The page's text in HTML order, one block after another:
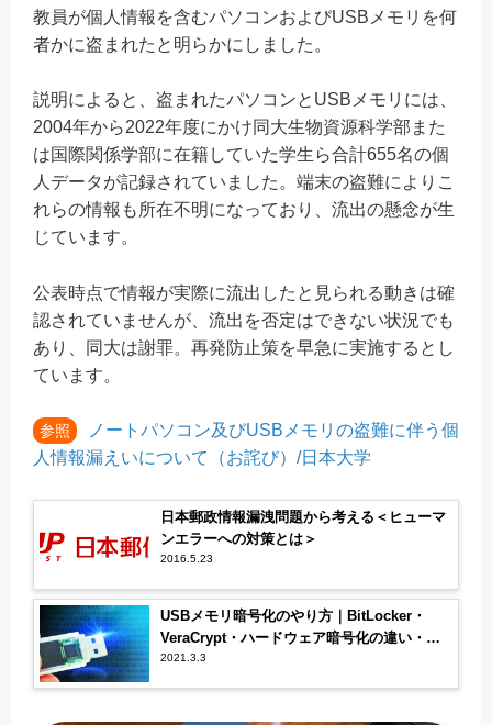
教員が個人情報を含むパソコンおよびUSBメモリを何
者かに盗まれたと明らかにしました。
説明によると、盗まれたパソコンとUSBメモリには、
2004年から2022年度にかけ同大生物資源科学部また
は国際関係学部に在籍していた学生ら合計655名の個
人データが記録されていました。端末の盗難によりこ
れらの情報も所在不明になっており、流出の懸念が生
じています。
公表時点で情報が実際に流出したと見られる動きは確
認されていませんが、流出を否定はできない状況でも
あり、同大は謝罪。再発防止策を早急に実施するとし
ています。
参照
ノートパソコン及びUSBメモリの盗難に伴う個
人情報漏えいについて（お詫び）/日本大学
日本郵政情報漏洩問題から考える＜ヒューマ
ンエラーへの対策とは＞
2016.5.23
USBメモリ暗号化のやり方｜BitLocker・
VeraCrypt・ハードウェア暗号化の違い・設
定手順を徹底解説
2021.3.3